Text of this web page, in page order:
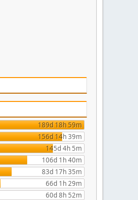
189d 18h 59m
156d 14h 39m
145d 4h 5m
106d 1h 40m
83d 17h 35m
66d 1h 29m
60d 8h 52m